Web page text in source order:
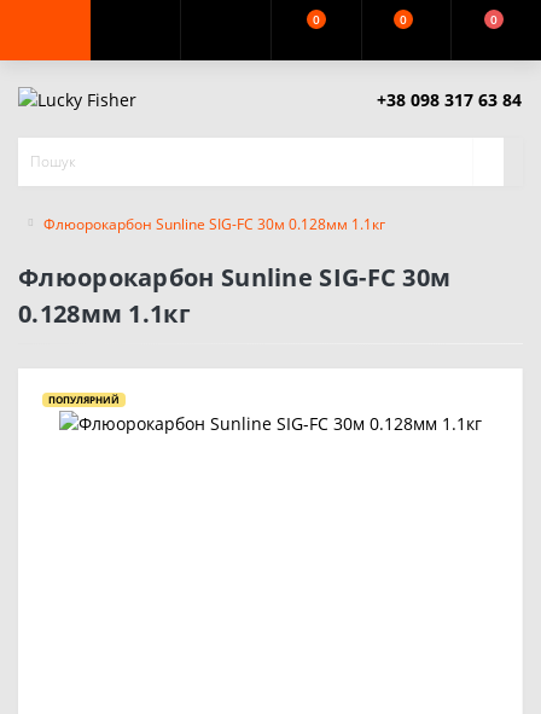
0 0 0
+38 098 317 63 84
Флюорокарбон Sunline SIG-FC 30м 0.128мм 1.1кг
Флюорокарбон Sunline SIG-FC 30м
0.128мм 1.1кг
ПОПУЛЯРНИЙ